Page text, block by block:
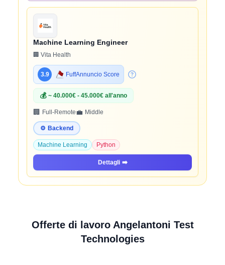
Machine Learning Engineer
🏢 Vita Health
3.9 FuffAnnuncio Score
💰 ~ 40.000€ - 45.000€ all'anno
🏢 Full-Remote💼 Middle
⚙️ Backend
Machine Learning Python
Dettagli ➡️
Offerte di lavoro Angelantoni Test
Technologies